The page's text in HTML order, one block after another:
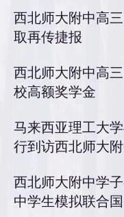
西北师大附中高
取再传捷报
西北师大附中高
校高额奖学金
马来西亚理工大
行到访西北师大
西北师大附中学
中学生模拟联合